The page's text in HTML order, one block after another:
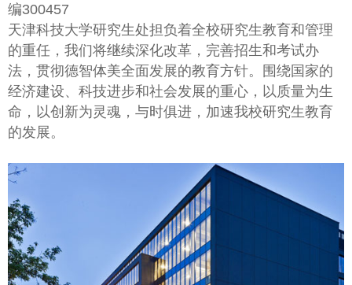
编300457
天津科技大学研究生处担负着全校研究生教育和管理
的重任，我们将继续深化改革，完善招生和考试办
法，贯彻德智体美全面发展的教育方针。围绕国家的
经济建设、科技进步和社会发展的重心，以质量为生
命，以创新为灵魂，与时俱进，加速我校研究生教育
的发展。